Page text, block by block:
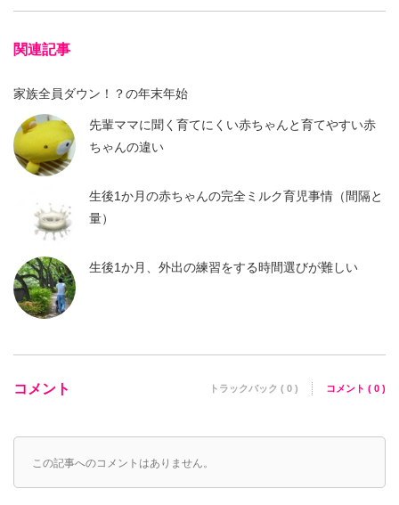
関連記事
家族全員ダウン！？の年末年始
先輩ママに聞く育てにくい赤ちゃんと育てやすい赤
ちゃんの違い
生後1か月の赤ちゃんの完全ミルク育児事情（間隔と
量）
生後1か月、外出の練習をする時間選びが難しい
コメント トラックバック ( 0 ) コメント ( 0 )
この記事へのコメントはありません。